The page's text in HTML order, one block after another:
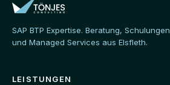
SAP BTP Expertise. Beratung, Schulungen
und Managed Services aus Elsfleth.
LEISTUNGEN